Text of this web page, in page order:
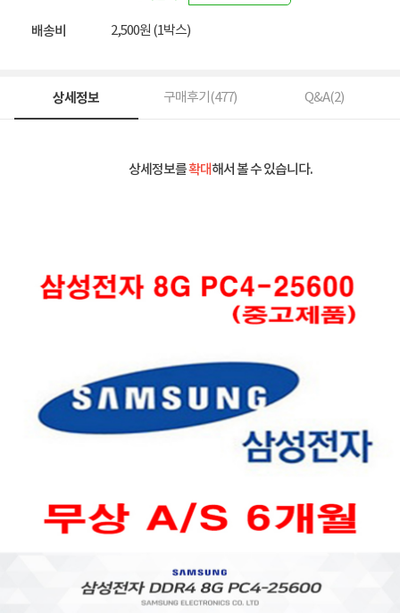
배송비 2,500원 (1박스)
상세정보 구매후기(477) Q&A(2)
상세정보를확대해서 볼 수 있습니다.